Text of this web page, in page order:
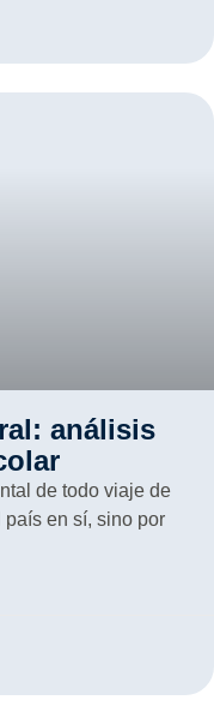
análisis
de todo viaje de
en sí, sino por